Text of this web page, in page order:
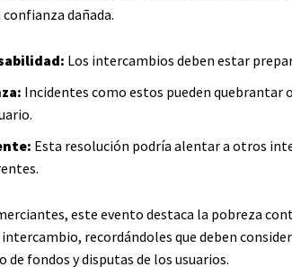
dañada.
Los intercambios deben estar
Incidentes como estos pueden quebrantar
Esta resolución podría alentar a otros
este evento destaca la pobreza
recordándoles que deben
de fondos y disputas de los usuarios.